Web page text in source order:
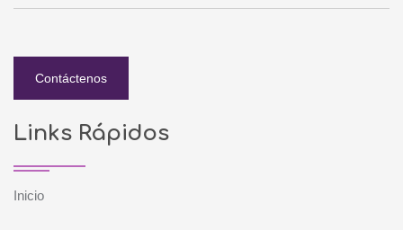
Contáctenos
Links Rápidos
Inicio